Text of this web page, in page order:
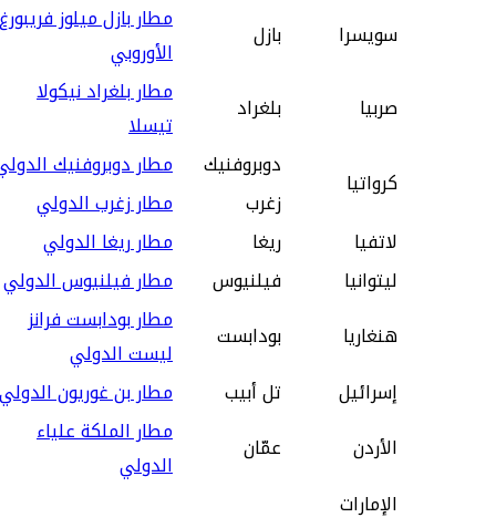
سويسرا
بازل
مطار بازل ميلوز فريبورغ
الأوروبي
صربيا
بلغراد
مطار بلغراد نيكولا
تيسلا
كرواتيا
دوبروفنيك
مطار دوبروفنيك
زغرب
مطار زغرب الدولي
لاتفيا
ريغا
مطار ريغا الدولي
ليتوانيا
فيلنيوس
مطار فيلنيوس الدولي
هنغاريا
بودابست
مطار بودابست فرانز
ليست الدولي
إسرائيل تل أبيب
مطار بن غوريون الدولي
الأردن
عمّان
مطار الملكة علياء
الدولي
الإمارات